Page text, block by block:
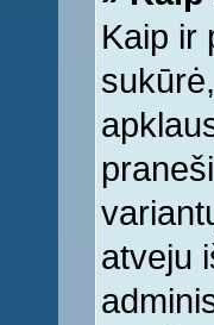
Kaip ir
atveju